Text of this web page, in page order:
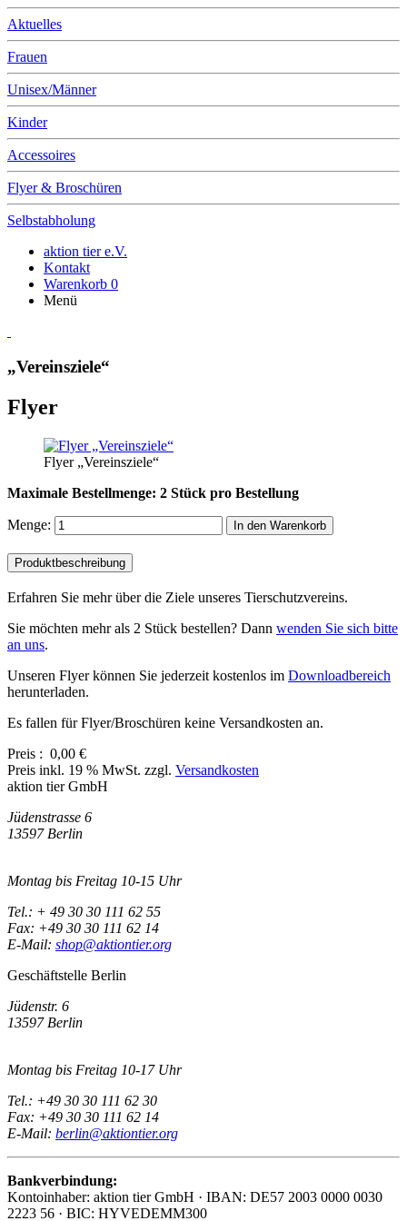
Aktuelles
Frauen
Unisex/Männer
Kinder
Accessoires
Flyer & Broschüren
Selbstabholung
aktion tier e.V.
Kontakt
Warenkorb 0
Menü
„Vereinsziele“
Flyer
Flyer „Vereinsziele“
Maximale Bestellmenge: 2 Stück pro Bestellung
Menge: In den Warenkorb
Produktbeschreibung
Erfahren Sie mehr über die Ziele unseres Tierschutzvereins.
Sie möchten mehr als 2 Stück bestellen? Dann wenden Sie sich bitte
an uns.
Unseren Flyer können Sie jederzeit kostenlos im Downloadbereich
herunterladen.
Es fallen für Flyer/Broschüren keine Versandkosten an.
Preis : 0,00 €
Preis inkl. 19 % MwSt. zzgl. Versandkosten
aktion tier GmbH
Jüdenstrasse 6
13597 Berlin
Montag bis Freitag 10-15 Uhr
Tel.: + 49 30 30 111 62 55
Fax: +49 30 30 111 62 14
E-Mail: shop@aktiontier.org
Geschäftstelle Berlin
Jüdenstr. 6
13597 Berlin
Montag bis Freitag 10-17 Uhr
Tel.: +49 30 30 111 62 30
Fax: +49 30 30 111 62 14
E-Mail: berlin@aktiontier.org
Bankverbindung:
Kontoinhaber: aktion tier GmbH · IBAN: DE57 2003 0000 0030
2223 56 · BIC: HYVEDEMM300